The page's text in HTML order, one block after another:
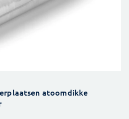
atoomdikke